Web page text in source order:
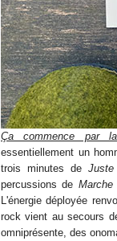
Ça commence par
essentiellement un
trois minutes de
percussions de Marche
L'énergie déployée
rock vient au secours
omniprésente, des